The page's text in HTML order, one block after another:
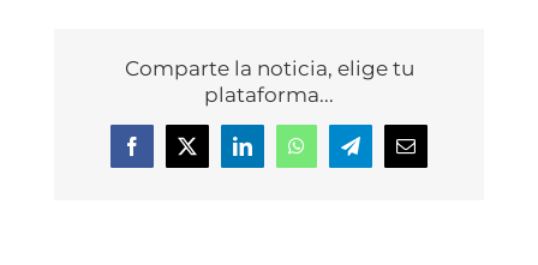
Comparte la noticia, elige tu
plataforma...
Facebook
X LinkedInWhatsAppTelegramCorreo
electrónico